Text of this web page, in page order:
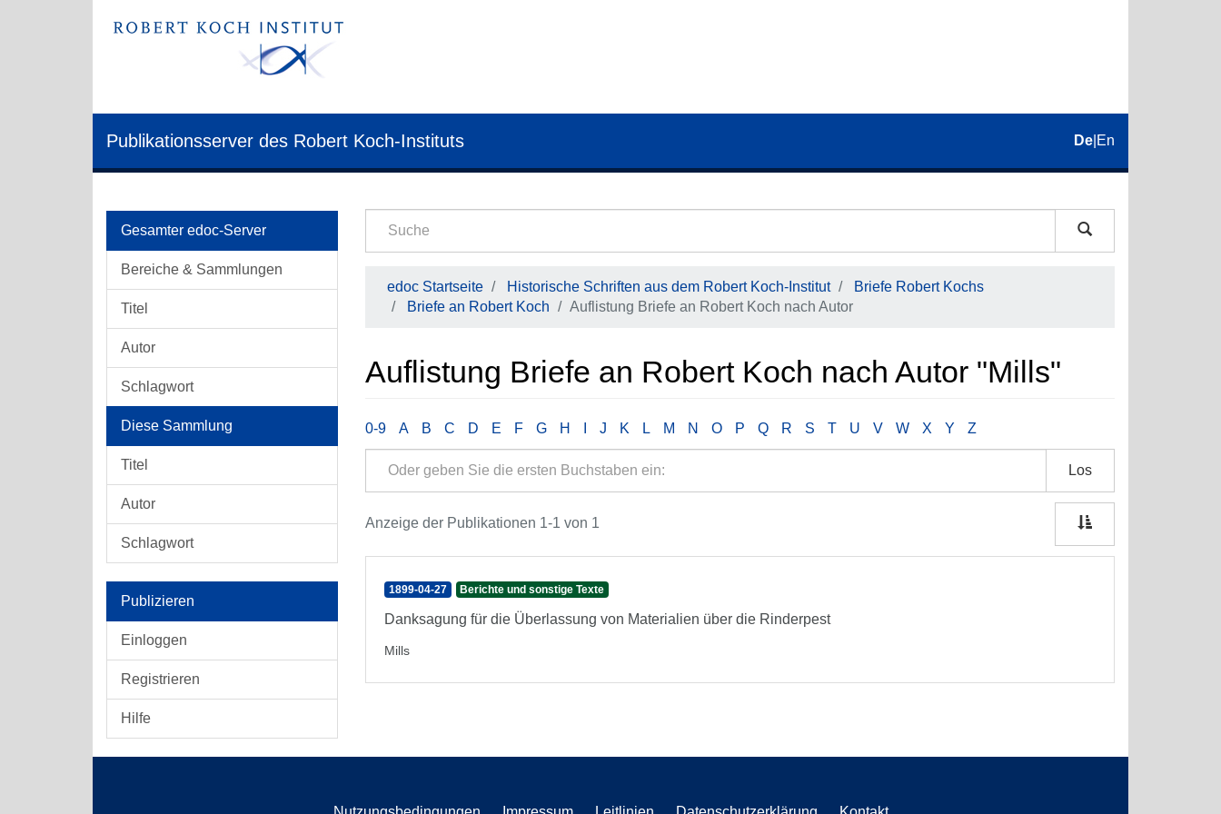
Publikationsserver des Robert Koch-Instituts De En
Gesamter edoc-Server
Bereiche & Sammlungen
Titel
Autor
Schlagwort
Diese Sammlung
Titel
Autor
Schlagwort
Publizieren
Einloggen
Registrieren
Hilfe
edoc Startseite Historische Schriften aus dem Robert Koch-Institut
Briefe Robert Kochs
Briefe an Robert Koch
Auflistung Briefe an Robert Koch nach Autor
Auflistung Briefe an Robert Koch nach Autor "Mills"
0-9 A B C D E F G H J K L M N O P Q R S T U V W X Y Z
Los
Anzeige der Publikationen 1-1 von 1
1899-04-27 Berichte und sonstige Texte
Danksagung für die Überlassung von Materialien über die Rinderpest
Mills